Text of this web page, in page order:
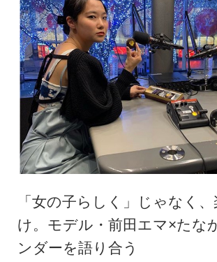
「女の子らしく」じゃなく
け。モデル・前田エマ×たな
ンダーを語り合う